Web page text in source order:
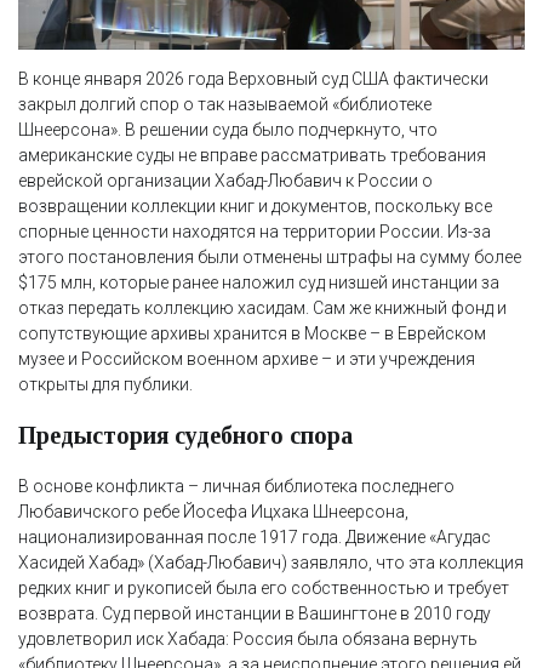
В конце января 2026 года Верховный суд США фактически
закрыл долгий спор о так называемой «библиотеке
Шнеерсона». В решении суда было подчеркнуто, что
американские суды не вправе рассматривать требования
еврейской организации Хабад-Любавич к России о
возвращении коллекции книг и документов, поскольку все
спорные ценности находятся на территории России. Из-за
этого постановления были отменены штрафы на сумму более
$175 млн, которые ранее наложил суд низшей инстанции за
отказ передать коллекцию хасидам. Сам же книжный фонд и
сопутствующие архивы хранится в Москве – в Еврейском
музее и Российском военном архиве – и эти учреждения
открыты для публики.
Предыстория судебного спора
В основе конфликта – личная библиотека последнего
Любавичского ребе Йосефа Ицхака Шнеерсона,
национализированная после 1917 года. Движение «Агудас
Хасидей Хабад» (Хабад-Любавич) заявляло, что эта коллекция
редких книг и рукописей была его собственностью и требует
возврата. Суд первой инстанции в Вашингтоне в 2010 году
удовлетворил иск Хабада: Россия была обязана вернуть